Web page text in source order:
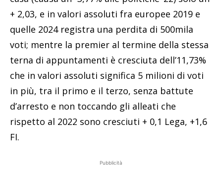
+ 2,03, e in valori assoluti fra europee 2019 e
quelle 2024 registra una perdita di 500mila
voti; mentre la premier al termine della stessa
terna di appuntamenti è cresciuta dell’11,73%
che in valori assoluti significa 5 milioni di voti
in più, tra il primo e il terzo, senza battute
d’arresto e non toccando gli alleati che
rispetto al 2022 sono cresciuti + 0,1 Lega, +1,6
FI.
Pubblicità